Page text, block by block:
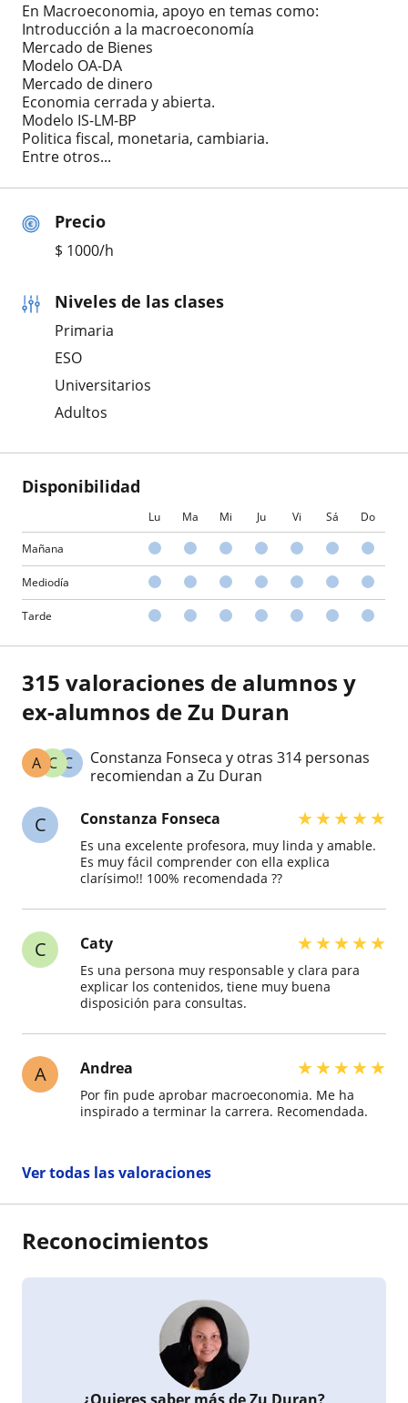
Precio
$ 1000/h
Niveles de las clases
Primaria
ESO
Universitarios
Adultos
Disponibilidad
Lu Ma Mi Ju Vi Sá Do
Mañana
Mediodía
Tarde
En Macroeconomia, apoyo en temas como:
Introducción a la macroeconomía
Mercado de Bienes
Modelo OA-DA
Mercado de dinero
Economia cerrada y abierta.
Modelo IS-LM-BP
Politica fiscal, monetaria, cambiaria.
Entre otros...
315 valoraciones de alumnos y
ex-alumnos de Zu Duran
C
C
A
Constanza Fonseca y otras 314 personas
recomiendan a Zu Duran
C Constanza Fonseca ★★★★★
Es una excelente profesora, muy linda y amable.
Es muy fácil comprender con ella explica
clarísimo!! 100% recomendada ??
C Caty ★★★★★
Es una persona muy responsable y clara para
explicar los contenidos, tiene muy buena
disposición para consultas.
A Andrea ★★★★★
Por fin pude aprobar macroeconomia. Me ha
inspirado a terminar la carrera. Recomendada.
Ver todas las valoraciones
Reconocimientos